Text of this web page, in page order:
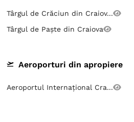
Târgul de Crăciun din Craiov...
Târgul de Paște din Craiova
Aeroporturi din apropiere
Aeroportul Internațional Cra...